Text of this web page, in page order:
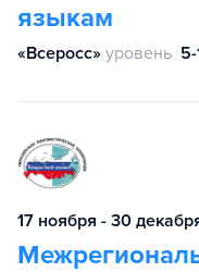
языкам
«Всеросс» уровень 5-
17 ноября - 30